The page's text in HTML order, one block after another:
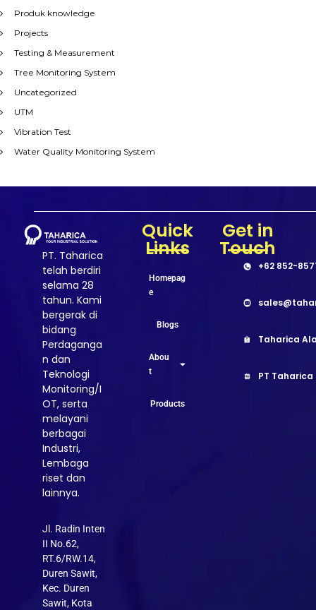
Produk knowledge
Projects
Testing & Measurement
Tree Monitoring System
Uncategorized
UTM
Vibration Test
Water Quality Monitoring System
PT. Taharica
telah berdiri
selama 28
tahun. Kami
bergerak di
bidang
Perdaganga
n dan
Teknologi
Monitoring/I
OT, serta
melayani
berbagai
Industri,
Lembaga
riset dan
lainnya.
Jl. Radin Inten
II No.62,
RT.6/RW.14,
Duren Sawit,
Kec. Duren
Sawit, Kota
Quick
Links
Homepag
e
Blogs
Abou
t
Products
Get in
Touch
+62 852-
Taharica
PT Taharica